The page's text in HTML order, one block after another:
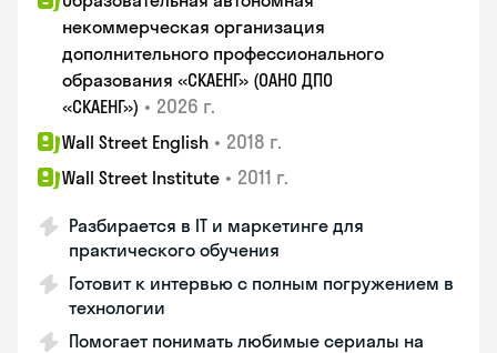
некоммерческая организация
дополнительного профессионального
образования «СКАЕНГ» (ОАНО ДПО
«СКАЕНГ») • 2026 г.
Wall Street English • 2018 г.
Wall Street Institute • 2011 г.
Разбирается в IT и маркетинге для
практического обучения
Готовит к интервью с полным погружением в
технологии
Помогает понимать любимые сериалы на